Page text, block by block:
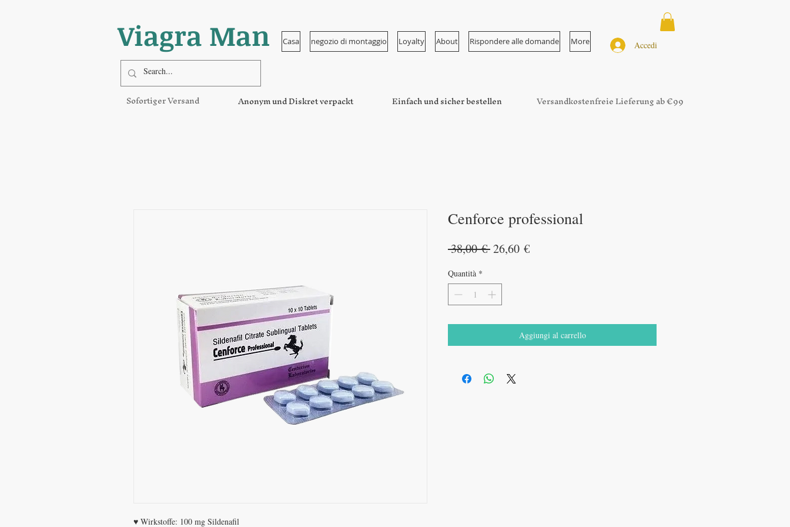
Viagra Man Casa negozio di montaggio Loyalty About Rispondere alle domande More Accedi
Sofortiger Versand Anonym und Diskret verpackt Einfach und sicher bestellen Versandkostenfreie Lieferung ab €99
♥ Wirkstoffe: 100 mg Sildenafil
Cenforce professional
38,00 € Prezzo
26,60 €Prezzo
Quantità *
Aggiungi al carrello